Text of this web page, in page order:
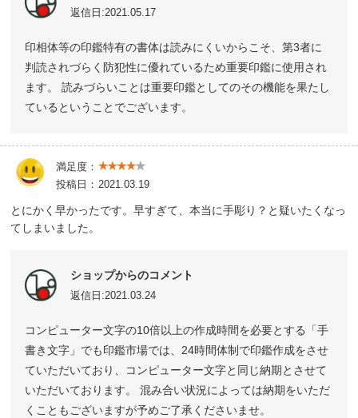
返信日:2021.05.17
印相体等の印鑑特有の書体は読みにくいからこそ、第3者に
判読されづらく防犯性に優れているため重要印鑑に使用され
ます。 読みづらいことは重要印鑑としてのその機能を果たし
ているということでございます。
満足度：
投稿日： 2021.03.19
とにかく早かったです。早すぎて、本当に手彫り？と疑いたくなっ
てしまいました。
ショップからのコメント
返信日:2021.03.24
コンピューター文字の10倍以上の作成時間を必要とする「手
書き文字」でも印鑑市場では、24時間体制で印鑑作成をさせ
ていただいており、コンピューター文字と同じ納期とさせて
いただいております。 混み合い状況によっては納期をいただ
くこともございますが予めご了承くださいませ。